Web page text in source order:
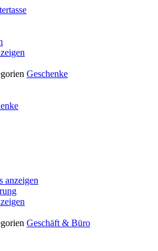
Geschenke
anzeigen
Geschäft & Büro